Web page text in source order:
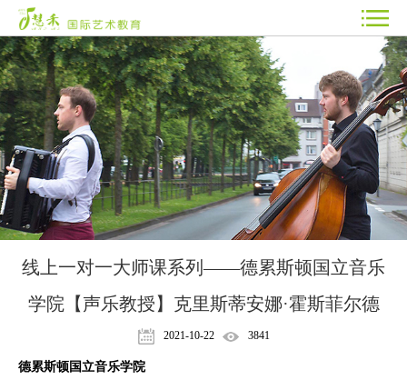
线上一对一大师课系列——德累斯顿国立音乐
学院【声乐教授】克里斯蒂安娜·霍斯菲尔德
2021-10-22 3841
德累斯顿国立音乐学院